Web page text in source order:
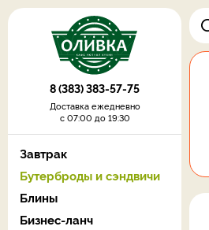
8 (383) 383-57-75
Доставка ежедневно
с 07:00 до 19:30
Завтрак
Бутерброды и сэндвичи
Блины
Бизнес-ланч